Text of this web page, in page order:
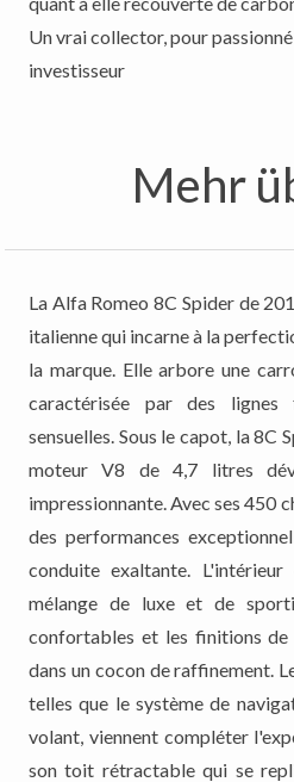
Un vrai collector, pour
investisseur
Mehr
La Alfa Romeo 8C Spider de
italienne qui incarne à la
la marque. Elle arbore une
caractérisée par des
sensuelles. Sous le capot, la 8C
moteur V8 de 4,7 litres
impressionnante. Avec ses 450
des performances
conduite exaltante.
mélange de luxe et de
confortables et les finitions de
dans un cocon de raffinement.
telles que le système de
volant, viennent compléter
son toit rétractable qui se